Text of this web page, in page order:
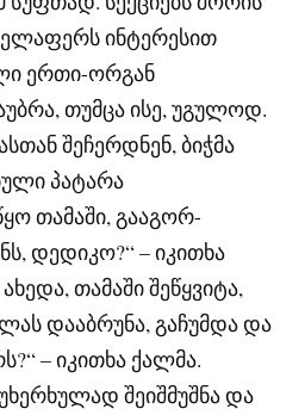
ინტერესით
ერთი-ორგან
თუმცა ისე, უგულოდ.
შეჩერდნენ, ბიჭმა
პატარა
თამაში, გააგორ-
დედიკო?“ – იკითხა
თამაში შეწყვიტა,
დააბრუნა, გაჩუმდა და
– იკითხა ქალმა.
შეიშმუშნა და